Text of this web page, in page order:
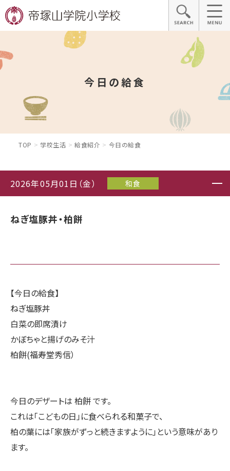
今日の給食
TOP 学校生活 給食紹介 今日の給食
2026年05月01日（金） 和食
ねぎ塩豚丼・柏餅
【今日の給食】
ねぎ塩豚丼
白菜の即席漬け
かぼちゃと揚げのみそ汁
柏餅(福寿堂秀信）
今日のデザートは 柏餅 です。
これは「こどもの日」に食べられる和菓子で、
柏の葉には「家族がずっと続きますように」という意味があり
ます。